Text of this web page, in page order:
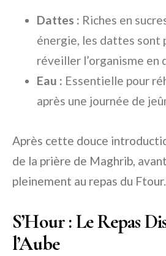
Dattes : Riches en
énergie, les dattes sont
réveiller l’organisme en
Eau : Essentielle pour
après une journée de
Après cette douce
de la prière de Maghrib,
pleinement au repas du Ftour.
S’Hour : Le Repas
l’Aube